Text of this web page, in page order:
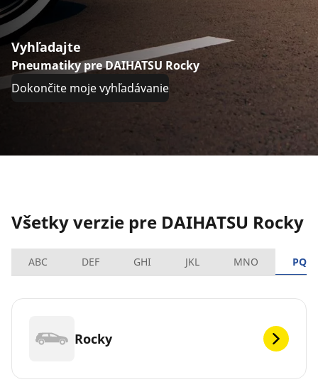
Vyhľadajte
Pneumatiky pre DAIHATSU Rocky
Dokončite moje vyhľadávanie
Všetky verzie pre DAIHATSU Rocky
ABC DEF GHI JKL MNO PQRS
Rocky